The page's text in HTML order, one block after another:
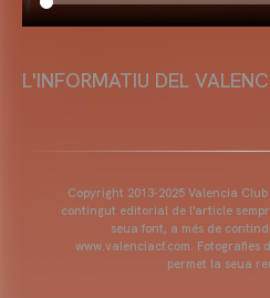
L'INFORMATIU DEL
Copyright 2013-2025 Valencia
contingut editorial de l'article
seua font, a més de
www.valenciacf.com. Fotografies
permet la seua